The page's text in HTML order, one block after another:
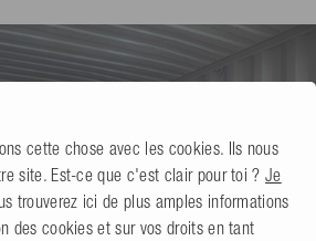
cette chose avec les cookies. Ils nous
site. Est-ce que c'est clair pour toi ?Je
trouverez ici de plus amples informations
des cookies et sur vos droits en tant